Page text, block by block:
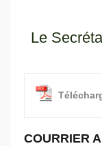
Le
COURRIER